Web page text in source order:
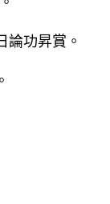
功昇賞。